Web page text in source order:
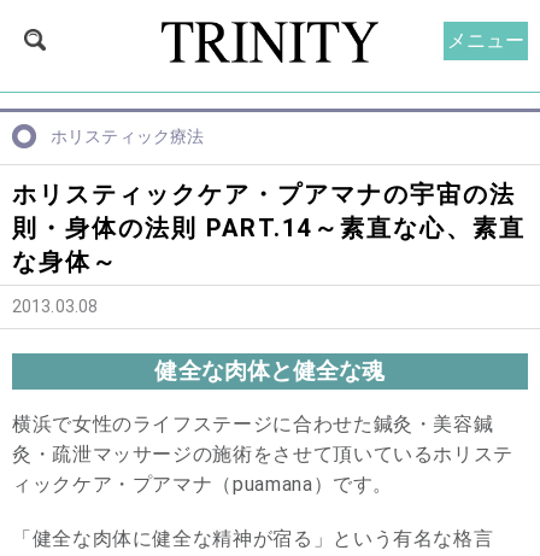
ホリスティック療法
ホリスティックケア・プアマナの宇宙の法
則・身体の法則 PART.14～素直な心、素直
な身体～
2013.03.08
健全な肉体と健全な魂
横浜で女性のライフステージに合わせた鍼灸・美容鍼
灸・疏泄マッサージの施術をさせて頂いているホリステ
ィックケア・プアマナ（puamana）です。
「健全な肉体に健全な精神が宿る」という有名な格言
メニュー